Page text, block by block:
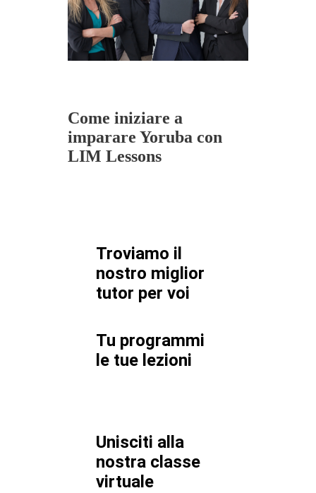
Come iniziare a
imparare Yoruba con
LIM Lessons
Troviamo il
nostro miglior
tutor per voi
Tu programmi
le tue lezioni
Unisciti alla
nostra classe
virtuale